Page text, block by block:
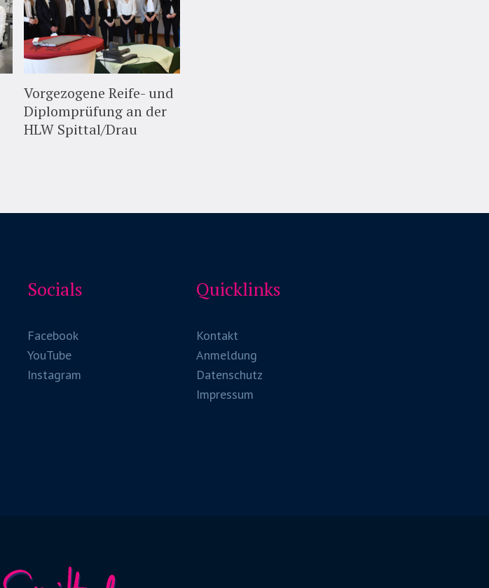
Vorgezogene Reife- und
Diplomprüfung an der
HLW Spittal/Drau
Socials
Facebook
YouTube
Instagram
Quicklinks
Kontakt
Anmeldung
Datenschutz
Impressum